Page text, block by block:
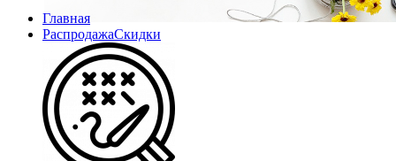
Главная
РаспродажаСкидки